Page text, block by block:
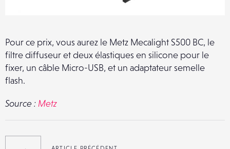
Pour ce prix, vous aurez le Metz Mecalight S500 BC, le
filtre diffuseur et deux élastiques en silicone pour le
fixer, un câble Micro-USB, et un adaptateur semelle
flash.
Source :Metz